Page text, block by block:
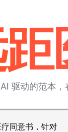
驱动的范本
换行